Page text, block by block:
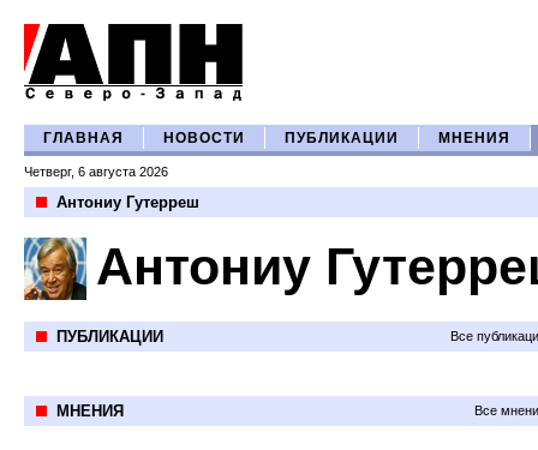
ГЛАВНАЯ НОВОСТИ ПУБЛИКАЦИИ МНЕНИЯ
Четверг, 6 августа 2026
Антониу Гутерреш
Антониу
ПУБЛИКАЦИИ Все
МНЕНИЯ Все